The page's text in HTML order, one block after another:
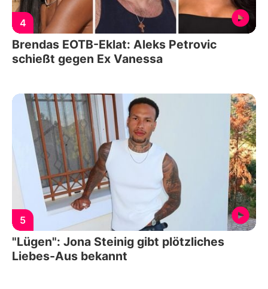
4
Brendas EOTB-Eklat: Aleks Petrovic
schießt gegen Ex Vanessa
5
"Lügen": Jona Steinig gibt plötzliches
Liebes-Aus bekannt